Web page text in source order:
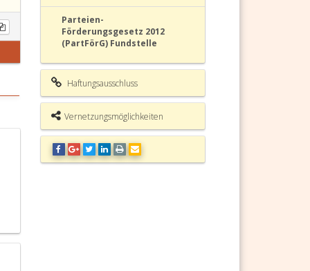
Parteien-
Förderungsgesetz 2012
(PartFörG) Fundstelle
Haftungsausschluss
Vernetzungsmöglichkeiten